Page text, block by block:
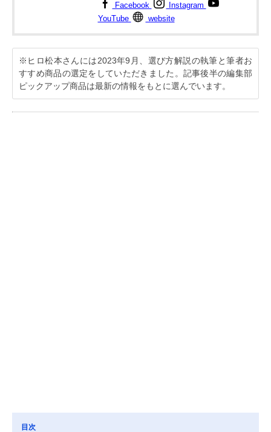
Facebook
Instagram
YouTube
website
※ヒロ松本さんには2023年9月、選び方解説の執筆と筆者お
すすめ商品の選定をしていただきました。記事後半の編集部
ピックアップ商品は最新の情報をもとに選んでいます。
目次